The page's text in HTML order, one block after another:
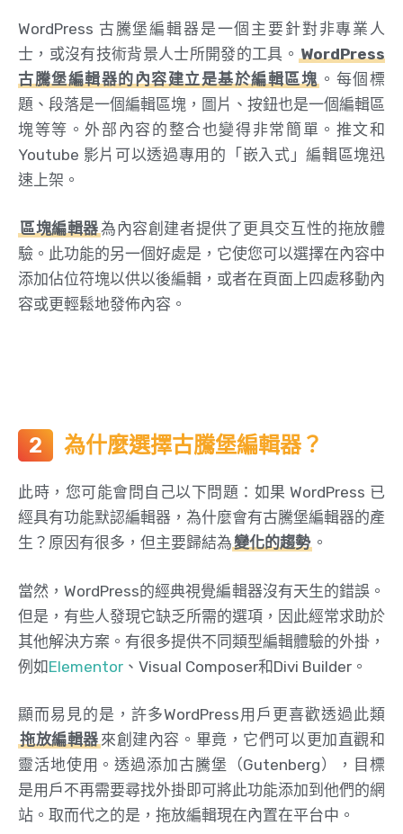
WordPress 古騰堡編輯器是一個主要針對非專業人
士，或沒有技術背景人士所開發的工具。 WordPress
古騰堡編輯器的內容建立是基於編輯區塊 。每個標
題、段落是一個編輯區塊，圖片、按鈕也是一個編輯區
塊等等。外部內容的整合也變得非常簡單。推文和
Youtube 影片可以透過專用的「嵌入式」編輯區塊迅
速上架。
區塊編輯器為內容創建者提供了更具交互性的拖放體
驗。此功能的另一個好處是，它使您可以選擇在內容中
添加佔位符塊以供以後編輯，或者在頁面上四處移動內
容或更輕鬆地發佈內容。
為什麼選擇古騰堡編輯器？
此時，您可能會問自己以下問題：如果 WordPress 已
經具有功能默認編輯器，為什麼會有古騰堡編輯器的產
生？原因有很多，但主要歸結為變化的趨勢 。
當然，WordPress的經典視覺編輯器沒有天生的錯誤。
但是，有些人發現它缺乏所需的選項，因此經常求助於
其他解決方案。有很多提供不同類型編輯體驗的外掛，
例如Elementor 、Visual Composer和Divi Builder。
顯而易見的是，許多WordPress用戶更喜歡透過此類
拖放編輯器來創建內容。畢竟，它們可以更加直觀和
靈活地使用。透過添加古騰堡（Gutenberg），目標
是用戶不再需要尋找外掛即可將此功能添加到他們的網
站。取而代之的是，拖放編輯現在內置在平台中。